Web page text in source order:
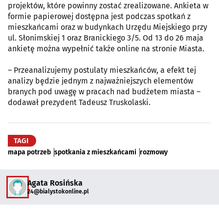
projektów, które powinny zostać zrealizowane. Ankieta w
formie papierowej dostępna jest podczas spotkań z
mieszkańcami oraz w budynkach Urzędu Miejskiego przy
ul. Słonimskiej 1 oraz Branickiego 3/5. Od 13 do 26 maja
ankietę można wypełnić także online na stronie Miasta.
– Przeanalizujemy postulaty mieszkańców, a efekt tej
analizy będzie jednym z najważniejszych elementów
branych pod uwagę w pracach nad budżetem miasta –
dodawał prezydent Tadeusz Truskolaski.
TAGI
mapa potrzeb spotkania z mieszkańcami rozmowy
Agata Rosińska
24@bialystokonline.pl